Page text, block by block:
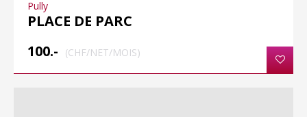
Pully
PLACE DE PARC
100.-
(CHF/NET/MOIS)